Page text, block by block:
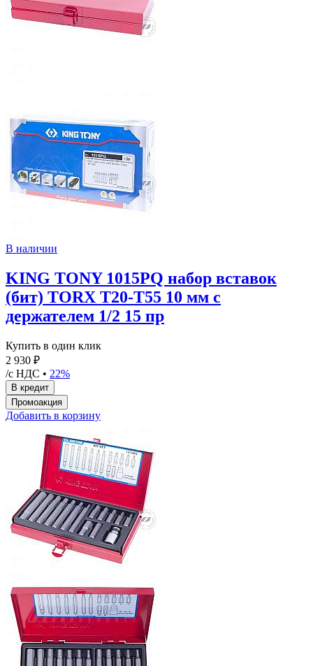
В наличии
KING TONY 1015PQ набор вставок
(бит) TORX Т20-Т55 10 мм с
держателем 1/2 15 пр
Купить в один клик
2 930 ₽
/с НДС • 22%
Добавить в корзину